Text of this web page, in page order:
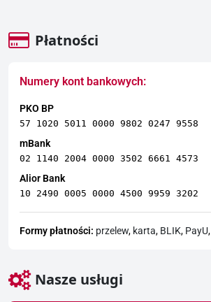
Płatności
Numery kont bankowych:
PKO BP
57 1020 5011 0000 9802 0247 9558
mBank
02 1140 2004 0000 3502 6661 4573
Alior Bank
10 2490 0005 0000 4500 9959 3202
Formy płatności: przelew, karta, BLIK, PayU,
Nasze usługi